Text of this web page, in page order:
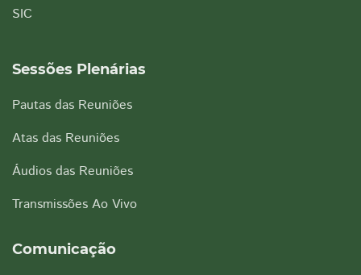
SIC
Sessões Plenárias
Pautas das Reuniões
Atas das Reuniões
Áudios das Reuniões
Transmissões Ao Vivo
Comunicação